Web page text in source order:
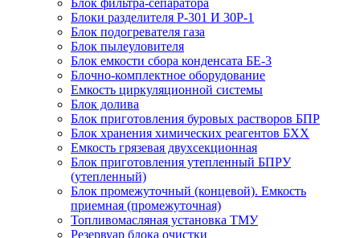
Блок фильтра-сепаратора
Блоки разделителя Р-301 И 30Р-1
Блок подогревателя газа
Блок пылеуловителя
Блок емкости сбора конденсата БЕ-3
Блочно-комплектное оборудование
Емкость циркуляционной системы
Блок долива
Блок приготовления буровых растворов БПР
Блок хранения химических реагентов БХХ
Емкость грязевая двухсекционная
Блок приготовления утепленный БПРУ
(утепленный)
Блок промежуточный (концевой). Емкость
приемная (промежуточная)
Топливомасляная установка ТМУ
Резервуар блока очистки